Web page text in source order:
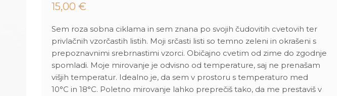
15,00 €
Sem roza sobna ciklama in sem znana po svojih čudovitih cvetovih ter
privlačnih vzorčastih listih. Moji srčasti listi so temno zeleni in okrašeni s
prepoznavnimi srebrnastimi vzorci. Običajno cvetim od zime do zgodnje
spomladi. Moje mirovanje je odvisno od temperature, saj ne prenašam
višjih temperatur. Idealno je, da sem v prostoru s temperaturo med
10°C in 18°C. Poletno mirovanje lahko preprečiš tako, da me prestaviš v